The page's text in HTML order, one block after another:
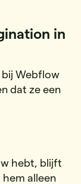
in
bij Webflow
dat ze een
hebt, blijft
alleen